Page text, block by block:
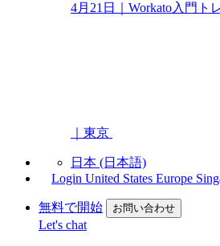
4月21日｜Workato入門ト
｜東京
日本 (日本語)
Login United States Europe
無料で開始 お問い合わせ
Let's chat